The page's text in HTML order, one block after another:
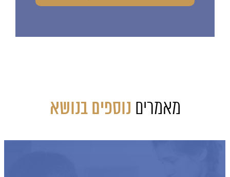
מאמרים נוספים בנושא